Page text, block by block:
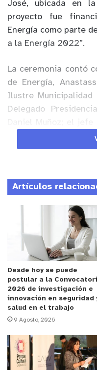
José, ubicada en
proyecto fue
Energía como parte
a la Energía 2022”.
La ceremonia contó
de Energía,
Ilustre Municipalidad
Delegado
de educación,
establecimiento,
Seremi de
“se postularon 40
lo adjudicaron 13 y
Escuela de
fotovoltaico que
electricidad y
energías renovables.
esta versión tuvo
hecho, esta es la
de esta versión y
favorecer a la
alrededor de 200
Artículos
Desde hoy se puede
postular a la
2026 de investigación e
innovación en seguridad
salud en el trabajo
9 Agosto, 2026